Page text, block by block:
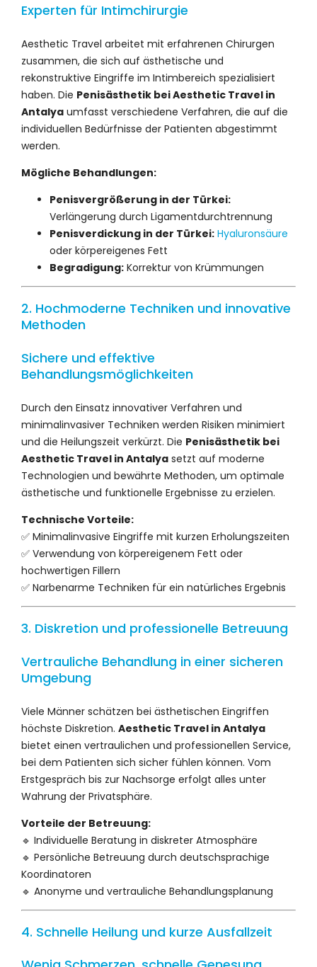
Experten für Intimchirurgie
Aesthetic Travel arbeitet mit erfahrenen Chirurgen
zusammen, die sich auf ästhetische und
rekonstruktive Eingriffe im Intimbereich spezialisiert
haben. Die Penisästhetik bei Aesthetic Travel in
Antalya umfasst verschiedene Verfahren, die auf die
individuellen Bedürfnisse der Patienten abgestimmt
werden.
Mögliche Behandlungen:
Penisvergrößerung in der Türkei:
Verlängerung durch Ligamentdurchtrennung
Penisverdickung in der Türkei: Hyaluronsäure
oder körpereigenes Fett
Begradigung: Korrektur von Krümmungen
2. Hochmoderne Techniken und innovative
Methoden
Sichere und effektive
Behandlungsmöglichkeiten
Durch den Einsatz innovativer Verfahren und
minimalinvasiver Techniken werden Risiken minimiert
und die Heilungszeit verkürzt. Die Penisästhetik bei
Aesthetic Travel in Antalya setzt auf moderne
Technologien und bewährte Methoden, um optimale
ästhetische und funktionelle Ergebnisse zu erzielen.
Technische Vorteile:
✅ Minimalinvasive Eingriffe mit kurzen Erholungszeiten
✅ Verwendung von körpereigenem Fett oder
hochwertigen Fillern
✅ Narbenarme Techniken für ein natürliches Ergebnis
3. Diskretion und professionelle Betreuung
Vertrauliche Behandlung in einer sicheren
Umgebung
Viele Männer schätzen bei ästhetischen Eingriffen
höchste Diskretion. Aesthetic Travel in Antalya
bietet einen vertraulichen und professionellen Service,
bei dem Patienten sich sicher fühlen können. Vom
Erstgespräch bis zur Nachsorge erfolgt alles unter
Wahrung der Privatsphäre.
Vorteile der Betreuung:
🔹 Individuelle Beratung in diskreter Atmosphäre
🔹 Persönliche Betreuung durch deutschsprachige
Koordinatoren
🔹 Anonyme und vertrauliche Behandlungsplanung
4. Schnelle Heilung und kurze Ausfallzeit